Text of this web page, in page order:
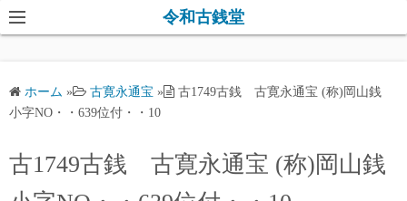
コ
ン
令和古銭堂
ホーム » 古寛永通宝 »
古1749古銭 古寛永通宝 (称)岡山銭
小字NO・・639位付・・10
古1749古銭 古寛永通宝 (称)岡山銭